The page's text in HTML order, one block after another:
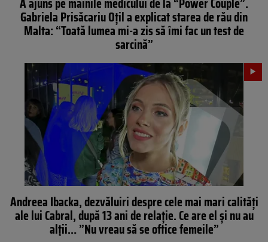
Gabriela Prisăcariu Oțil a explicat starea de rău din
Malta: “Toată lumea mi-a zis să îmi fac un test de
sarcină”
Andreea Ibacka, dezvăluiri despre cele mai mari calități
ale lui Cabral, după 13 ani de relație. Ce are el și nu au
alții… ”Nu vreau să se oftice femeile”